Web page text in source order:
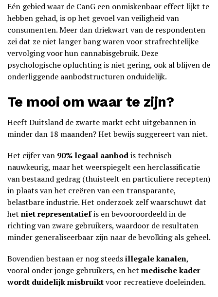
Eén gebied waar de CanG een onmiskenbaar effect lijkt te
hebben gehad, is op het gevoel van veiligheid van
consumenten. Meer dan driekwart van de respondenten
zei dat ze niet langer bang waren voor strafrechtelijke
vervolging voor hun cannabisgebruik. Deze
psychologische opluchting is niet gering, ook al blijven de
onderliggende aanbodstructuren onduidelijk.
Te mooi om waar te zijn?
Heeft Duitsland de zwarte markt echt uitgebannen in
minder dan 18 maanden? Het bewijs suggereert van niet.
Het cijfer van 90% legaal aanbodis technisch
nauwkeurig, maar het weerspiegelt een herclassificatie
van bestaand gedrag (thuisteelt en particuliere recepten)
in plaats van het creëren van een transparante,
belastbare industrie. Het onderzoek zelf waarschuwt dat
het niet representatiefis en bevooroordeeld in de
richting van zware gebruikers, waardoor de resultaten
minder generaliseerbaar zijn naar de bevolking als geheel.
Bovendien bestaan er nog steedsillegale kanalen,
vooral onder jonge gebruikers, en het medische kader
wordt duidelijk misbruiktvoor recreatieve doeleinden.